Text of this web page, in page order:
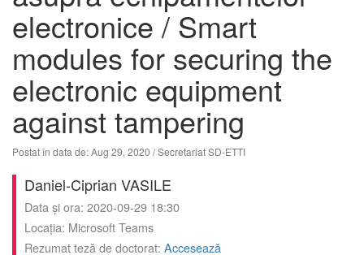
electronice / Smart
modules for securing the
electronic equipment
against tampering
Postat în data de: Aug 29, 2020 / Secretariat SD-ETTI
Daniel-Ciprian VASILE
Data și ora: 2020-09-29 18:30
Locația: Microsoft Teams
Rezumat teză de doctorat: Accesează